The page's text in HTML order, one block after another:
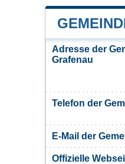
Adresse der
Grafenau
Telefon der
E-Mail der
Offizielle